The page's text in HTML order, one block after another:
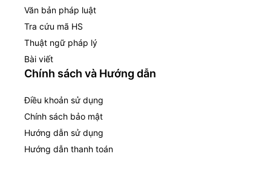
Văn bản pháp luật
Tra cứu mã HS
Thuật ngữ pháp lý
Bài viết
Chính sách và Hướng dẫn
Điều khoản sử dụng
Chính sách bảo mật
Hướng dẫn sử dụng
Hướng dẫn thanh toán